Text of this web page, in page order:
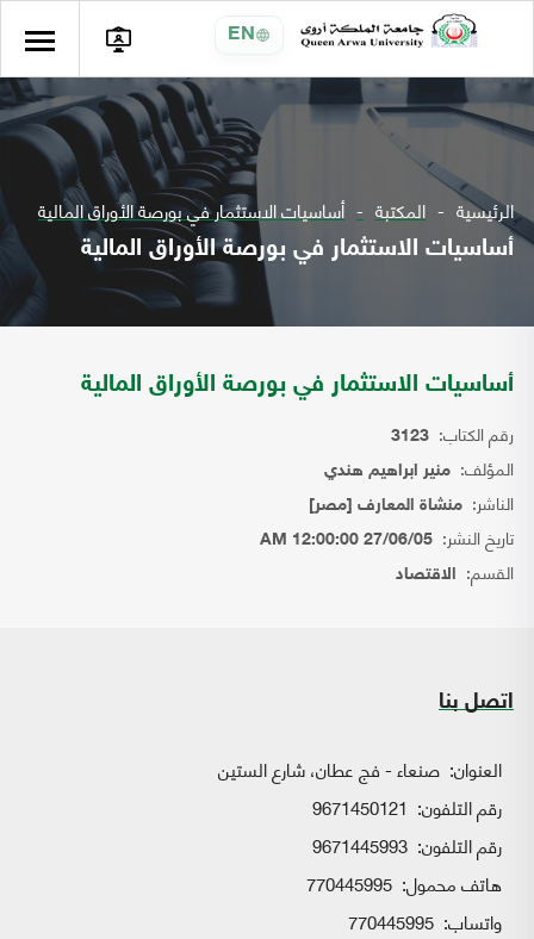
EN
الرئيسية المكتبة أساسيات الاستثمار في بورصة الأوراق المالية
أساسيات الاستثمار في بورصة الأوراق المالية
أساسيات الاستثمار في بورصة الأوراق المالية
رقم الكتاب: 3123
المؤلف: منير ابراهيم هندي
الناشر: منشاة المعارف [مصر]
تاريخ النشر: 27/06/05 12:00:00 AM
القسم: الاقتصاد
اتصل بنا
العنوان: صنعاء - فج عطان، شارع الستين
رقم التلفون: 9671450121
رقم التلفون: 9671445993
هاتف محمول: 770445995
واتساب: